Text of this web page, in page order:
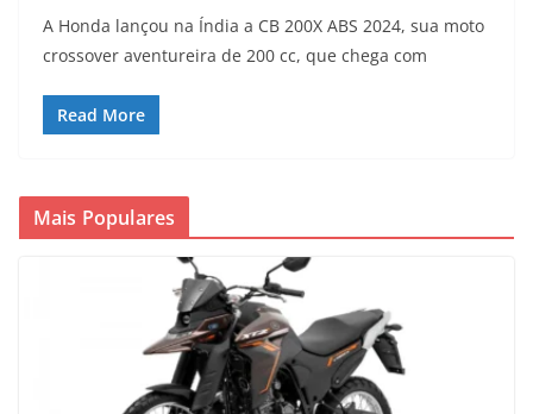
A Honda lançou na Índia a CB 200X ABS 2024, sua moto
crossover aventureira de 200 cc, que chega com
Read More
Mais Populares